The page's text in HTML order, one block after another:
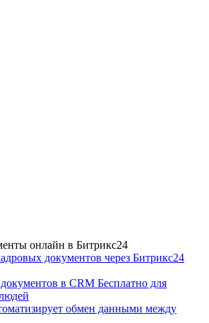
онлайн в Битрикс24
документов через Битрикс24
в CRM Бесплатно для
обмен данными между